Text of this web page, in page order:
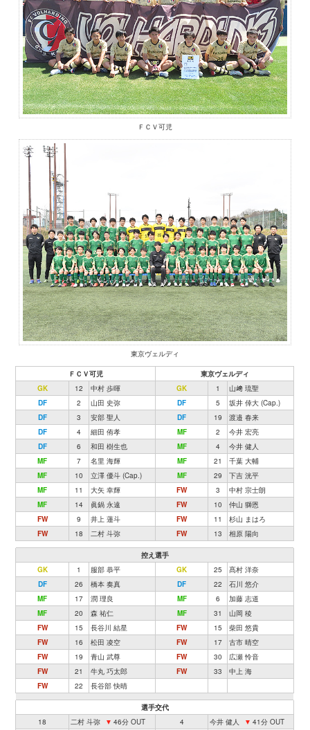
ＦＣＶ可児
東京ヴェルディ
ＦＣＶ可児
東京ヴェルディ
GK
12 中村 歩暉 GK 1
山﨑 琉聖
DF
2 山田 史弥 DF 5
坂井 倖大 (Cap.)
DF
3 安部 聖人 DF 19
渡邉 春来
DF
4 細田 侑孝 MF 2
今井 宏亮
DF
6 和田 樹生也 MF 4
今井 健人
MF
7 名里 海輝 MF 21
千葉 大輔
MF
10 立澤 優斗 (Cap.) MF 29
下吉 洸平
MF
11 大矢 幸輝 FW 3
中村 宗士朗
MF
14 眞鍋 永遠 FW 10
仲山 獅恩
FW
9 井上 蓮斗 FW 11
杉山 まはろ
FW
18 二村 斗弥 FW 13 相原 陽向
控え選手
GK
1 服部 恭平 GK 25
髙村 洋奈
DF
26 橋本 奏真 DF 22
石川 悠介
MF
17 潤 理良 MF 6
加藤 志道
MF
20 森 祐仁 MF 31
山岡 稜
FW
15 長谷川 結星 FW 15
柴田 悠貴
FW
16 松田 凌空 FW 17
古市 晴空
FW
19 青山 武尊 FW 30
広瀬 怜音
FW
21 牛丸 巧太郎 FW 33
中上 海
FW
22 長谷部 快晴
選手交代
18
二村 斗弥 ▼ 46分 OUT 4 今井 健人 ▼ 41分 OUT